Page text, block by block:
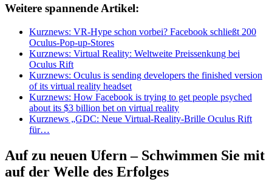
Weitere spannende Artikel:
Kurznews: VR-Hype schon vorbei? Facebook schließt 200
Oculus-Pop-up-Stores
Kurznews: Virtual Reality: Weltweite Preissenkung bei
Oculus Rift
Kurznews: Oculus is sending developers the finished version
of its virtual reality headset
Kurznews: How Facebook is trying to get people psyched
about its $3 billion bet on virtual reality
Kurznews „GDC: Neue Virtual-Reality-Brille Oculus Rift
für…
Auf zu neuen Ufern – Schwimmen Sie mit
auf der Welle des Erfolges